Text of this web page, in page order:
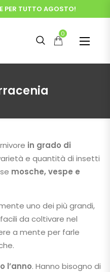
PER TUTTO AGOSTO!
0
in grado di
e quantità di insetti
mosche, vespe e
uno dei più grandi,
da coltivare nel
a mente per farle
l’anno. Hanno bisogno di